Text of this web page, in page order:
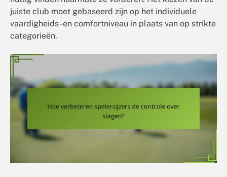
juiste club moet gebaseerd zijn op het individuele
vaardigheids- en comfortniveau in plaats van op strikte
categorieën.